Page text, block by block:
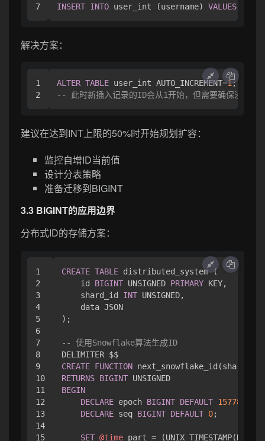
INSERT INTO user_int (username) VALUES
解决方案：
1
ALTER TABLE user_int AUTO_INCREMENT=1
-- 此时新插入记录的ID会从1开始，但需要确保没有重
建议在达到INT上限的50%时开始规划扩容：
监控自增ID当前值
设计分表策略
准备迁移到BIGINT
3.3 BIGINT的应用边界
分布式ID的存储方案：
1
2
3
4
5
6
7
8
9
10
11
12
13
14
15
CREATE TABLE distributed_system (
    id
BIGINT UNSIGNED PRIMARY KEY,
    shard_id
INT UNSIGNED,
    data JSON
);
-- 使用Snowflake算法生成ID
CREATE FUNCTION next_snowflake_id(shard
RETURNS BIGINT
BEGIN
DECLARE epoch BIGINT DEFAULT
DECLARE seq BIGINT DEFAULT 0;
SET @time _part = (UNIX_TIMESTAMP(NOW(